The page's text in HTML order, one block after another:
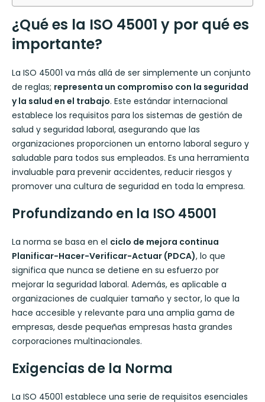
¿Qué es la ISO 45001 y por qué es
importante?
La ISO 45001 va más allá de ser simplemente un conjunto
de reglas; representa un compromiso con la seguridad
y la salud en el trabajo. Este estándar internacional
establece los requisitos para los sistemas de gestión de
salud y seguridad laboral, asegurando que las
organizaciones proporcionen un entorno laboral seguro y
saludable para todos sus empleados. Es una herramienta
invaluable para prevenir accidentes, reducir riesgos y
promover una cultura de seguridad en toda la empresa.
Profundizando en la ISO 45001
La norma se basa en el ciclo de mejora continua
Planificar-Hacer-Verificar-Actuar (PDCA), lo que
significa que nunca se detiene en su esfuerzo por
mejorar la seguridad laboral. Además, es aplicable a
organizaciones de cualquier tamaño y sector, lo que la
hace accesible y relevante para una amplia gama de
empresas, desde pequeñas empresas hasta grandes
corporaciones multinacionales.
Exigencias de la Norma
La ISO 45001 establece una serie de requisitos esenciales